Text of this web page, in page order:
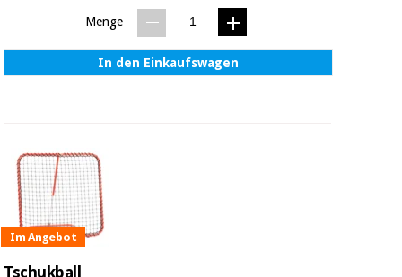
Menge
In den Einkaufswagen
Im Angebot
Tschukball